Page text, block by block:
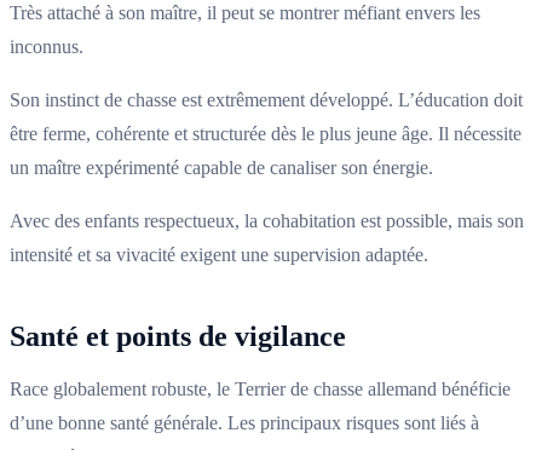
Très attaché à son maître, il peut se montrer méfiant envers les
inconnus.
Son instinct de chasse est extrêmement développé. L’éducation doit
être ferme, cohérente et structurée dès le plus jeune âge. Il nécessite
un maître expérimenté capable de canaliser son énergie.
Avec des enfants respectueux, la cohabitation est possible, mais son
intensité et sa vivacité exigent une supervision adaptée.
Santé et points de vigilance
Race globalement robuste, le Terrier de chasse allemand bénéficie
d’une bonne santé générale. Les principaux risques sont liés à